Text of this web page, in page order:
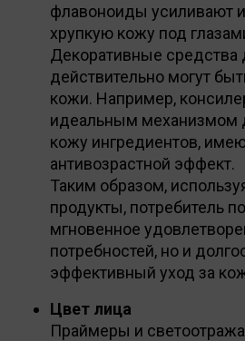
флавоноиды усиливают
хрупкую кожу под
Декоративные средства
действительно могут
кожи. Например,
идеальным механизмом
кожу ингредиентов,
антивозрастной эффект.
Таким образом,
продукты, потребитель
мгновенное
потребностей, но и
эффективный уход за
Цвет лица
Праймеры и